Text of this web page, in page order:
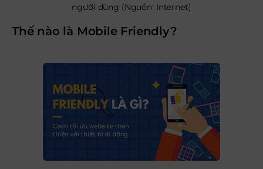
người dùng (Nguồn: Internet)
Thế nào là Mobile Friendly?